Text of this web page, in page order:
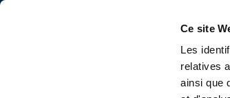
Ce site
Les
relatives
ainsi que